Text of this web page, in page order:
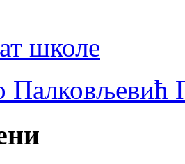
школе